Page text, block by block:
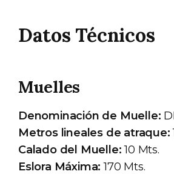
Datos Técnicos
Muelles
Denominación de Muelle:
Metros lineales de atraque:
Calado del Muelle:10 Mts.
Eslora Máxima: 170 Mts.